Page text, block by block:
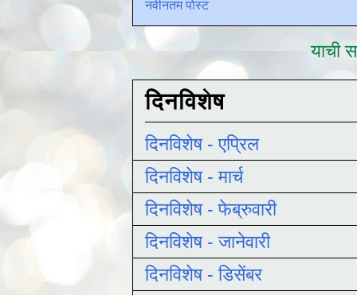
नवीनतम पोस्ट
याची
दिनविशेष
दिनविशेष - एप्रिल
दिनविशेष - मार्च
दिनविशेष - फेब्रुवारी
दिनविशेष - जानेवारी
दिनविशेष - डिसेंबर